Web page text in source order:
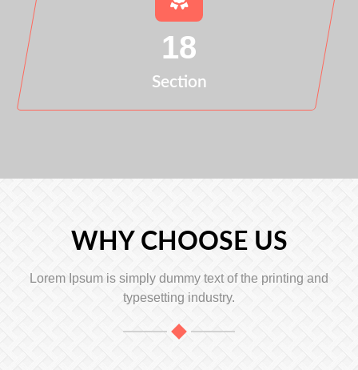
18
Section
WHY CHOOSE US
Lorem Ipsum is simply dummy text of the printing and
typesetting industry.